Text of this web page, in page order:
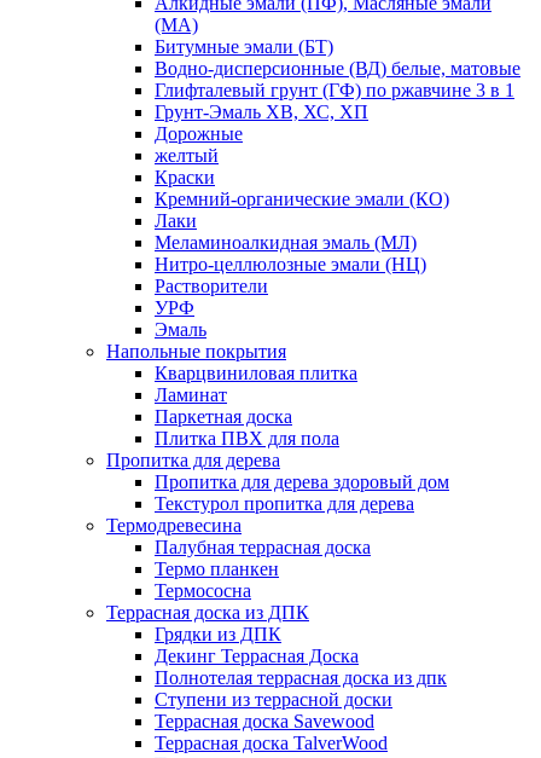
(МА)
Битумные эмали (БТ)
Водно-дисперсионные (ВД) белые, матовые
Глифталевый грунт (ГФ) по ржавчине 3 в 1
Грунт-Эмаль ХВ, ХС, ХП
Дорожные
желтый
Краски
Кремний-органические эмали (КО)
Лаки
Меламиноалкидная эмаль (МЛ)
Нитро-целлюлозные эмали (НЦ)
Растворители
УРФ
Эмаль
Напольные покрытия
Кварцвиниловая плитка
Ламинат
Паркетная доска
Плитка ПВХ для пола
Пропитка для дерева
Пропитка для дерева здоровый дом
Текстурол пропитка для дерева
Термодревесина
Палубная террасная доска
Термо планкен
Термососна
Террасная доска из ДПК
Грядки из ДПК
Декинг Террасная Доска
Полнотелая террасная доска из дпк
Ступени из террасной доски
Террасная доска Savewood
Террасная доска TalverWood